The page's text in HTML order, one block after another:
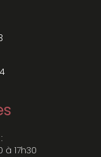
à 17h30